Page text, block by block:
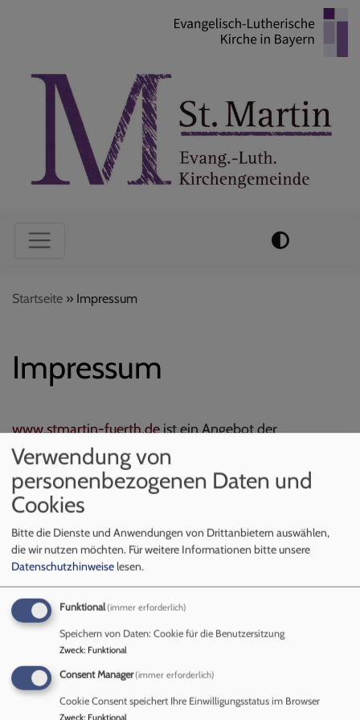
Hauptnavigation
Startseite Impressum
Impressum
www.stmartin-fuerth.deist ein Angebot der
Evangelisch-Lutherischen Kirchengemeinde Fürth-St.
Martin.
Diese ist eine Körperschaft des öffentlichen Rechts,
vertreten durch Pfarrerin Sabrina Kielon, Vorsitzende
des Kirchenvorstandes.
Anbieter gemäß § 5 DDG:
Evang.-Luth. Kirchengemeinde Fürth-St. Martin
Hochstraße 12
90766 Fürth
Telefon: 0911 732885
Fax: 0911 9733783
Verwendung von
personenbezogenen Daten und
Cookies
Bitte die Dienste und Anwendungen von Drittanbietern auswählen,
die wir nutzen möchten. Für weitere Informationen bitte unsere
Datenschutzhinweiselesen.
Funktional (immer erforderlich)
Speichern von Daten: Cookie für die Benutzersitzung
Zweck: Funktional
Consent Manager (immer erforderlich)
Cookie Consent speichert Ihre Einwilligungsstatus im Browser
Zweck: Funktional